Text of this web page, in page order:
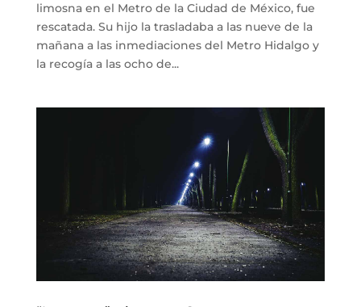
limosna en el Metro de la Ciudad de México, fue
rescatada. Su hijo la trasladaba a las nueve de la
mañana a las inmediaciones del Metro Hidalgo y
la recogía a las ocho de...